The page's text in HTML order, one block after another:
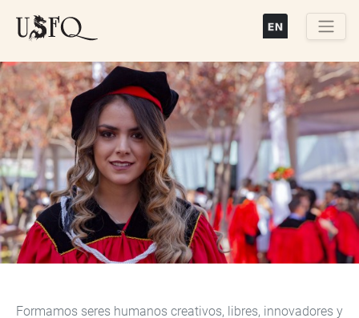
principal
Previous Next
Formamos seres humanos creativos, libres, innovadores y